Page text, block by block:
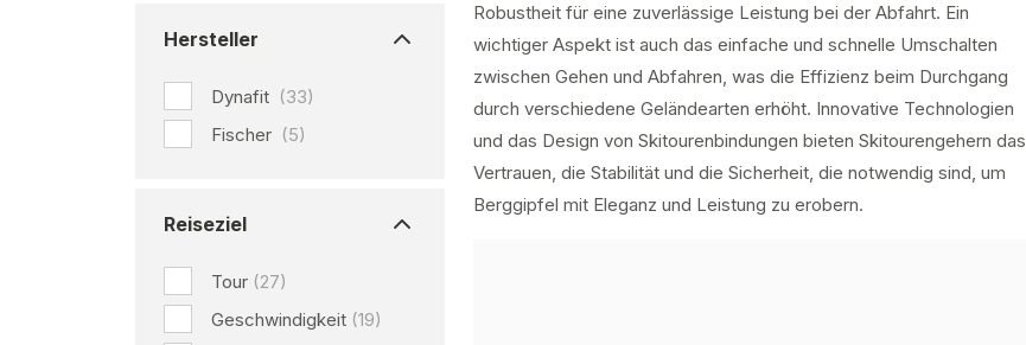
Hersteller
Dynafit (33)
Fischer (5)
Reiseziel
Tour (27)
Geschwindigkeit (19)
Robustheit für eine zuverlässige Leistung bei der Abfahrt. Ein
wichtiger Aspekt ist auch das einfache und schnelle Umschalten
zwischen Gehen und Abfahren, was die Effizienz beim Durchgang
durch verschiedene Geländearten erhöht. Innovative Technologien
und das Design von Skitourenbindungen bieten Skitourengehern das
Vertrauen, die Stabilität und die Sicherheit, die notwendig sind, um
Berggipfel mit Eleganz und Leistung zu erobern.